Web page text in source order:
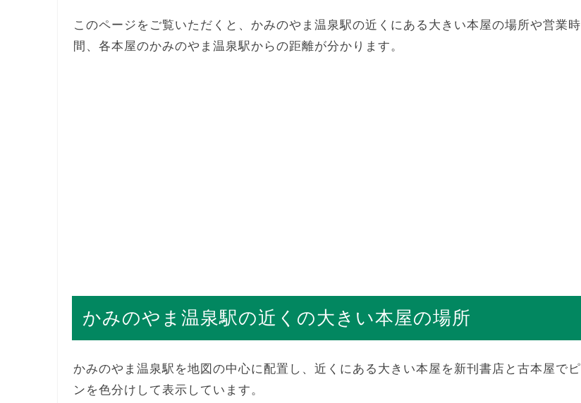
このページをご覧いただくと、かみのやま温泉駅の近くにある大きい本屋の場所や営業時
間、各本屋のかみのやま温泉駅からの距離が分かります。
かみのやま温泉駅の近くの大きい本屋の場所
かみのやま温泉駅を地図の中心に配置し、近くにある大きい本屋を新刊書店と古本屋でピ
ンを色分けして表示しています。